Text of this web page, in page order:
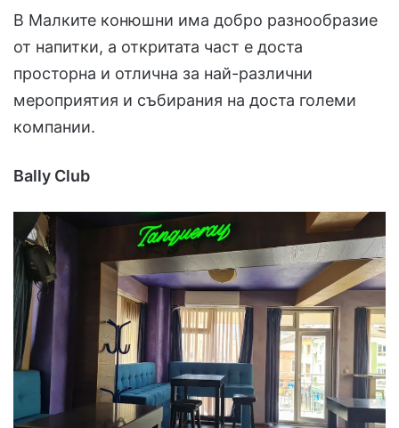
В Малките конюшни има добро разнообразие
от напитки, а откритата част е доста
просторна и отлична за най-различни
мероприятия и събирания на доста големи
компании.
Bally Club